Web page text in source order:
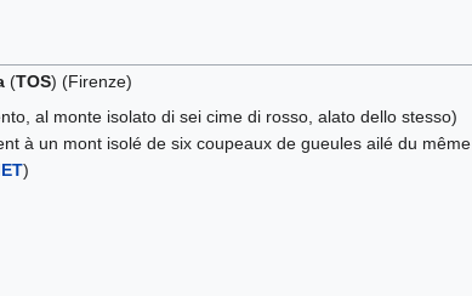
(TOS) (Firenze)
al monte isolato di sei cime di rosso, alato dello stesso)
à un mont isolé de six coupeaux de gueules ailé du même
)